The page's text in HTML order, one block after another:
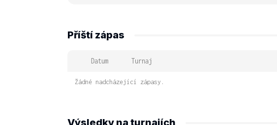
Příští zápas
Datum Turnaj
Žádné nadcházející zápasy.
Výsledky na turnajích